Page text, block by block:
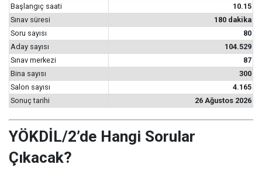
Başlangıç saati
10.15
Sınav süresi
180 dakika
Soru sayısı
80
Aday sayısı
104.529
Sınav merkezi
87
Bina sayısı
300
Salon sayısı
4.165
Sonuç tarihi
26 Ağustos 2026
YÖKDİL/2’de Hangi Sorular
Çıkacak?